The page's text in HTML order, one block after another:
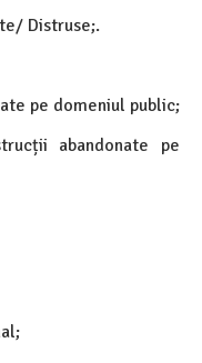
Distruse;.
pe domeniul public;
abandonate pe